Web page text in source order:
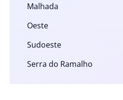
Malhada
Oeste
Sudoeste
Serra do Ramalho